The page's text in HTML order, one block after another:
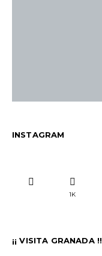
INSTAGRAM
1K
¡¡ VISITA GRANADA !!